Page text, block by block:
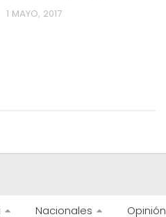
1 MAYO, 2017
Nacionales Opinión